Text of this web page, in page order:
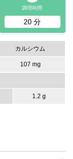
調理時間
20 分
カルシウム
107 mg
1.2 g